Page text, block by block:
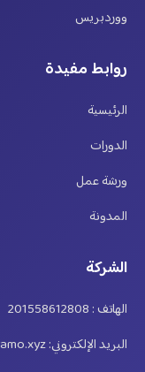
ووردبريس
روابط مفيدة
الرئيسية
الدورات
ورشة عمل
المدونة
الشركة
الهاتف : 201558612808
البريد الإلكتروني: Youssuf@Abramo.xyz